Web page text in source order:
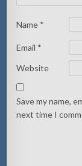
Name *
Email *
Website
Save my name,
next time I